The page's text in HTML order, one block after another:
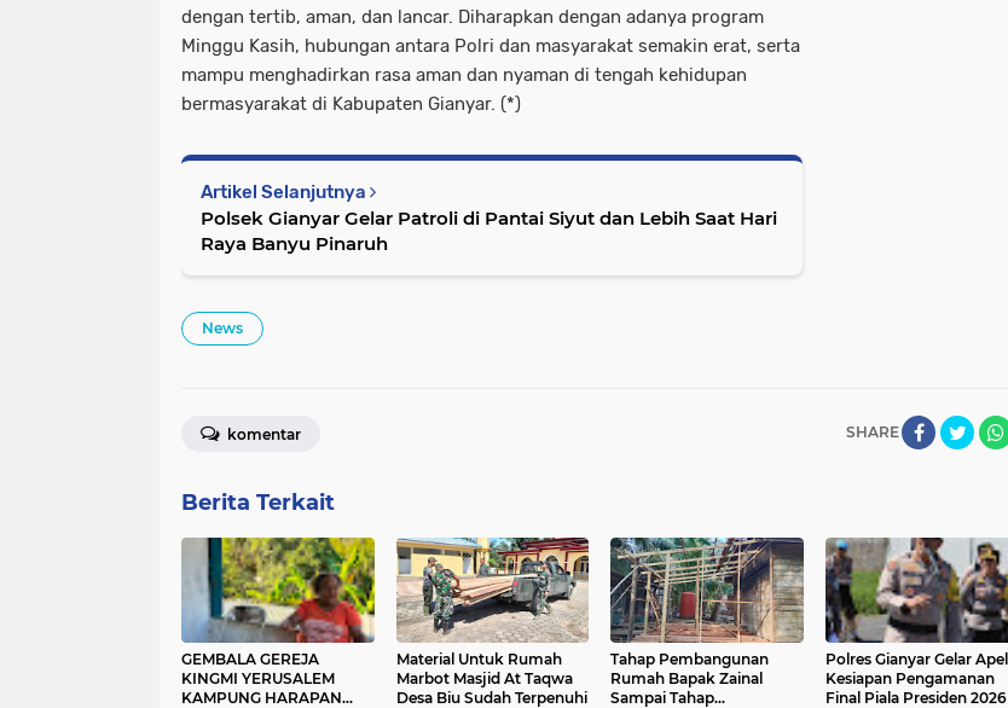
dengan tertib, aman, dan lancar. Diharapkan dengan adanya program
Minggu Kasih, hubungan antara Polri dan masyarakat semakin erat, serta
mampu menghadirkan rasa aman dan nyaman di tengah kehidupan
bermasyarakat di Kabupaten Gianyar. (*)
Artikel Selanjutnya
Polsek Gianyar Gelar Patroli di Pantai Siyut dan Lebih Saat Hari
Raya Banyu Pinaruh
News
SHARE
komentar
Berita Terkait
GEMBALA GEREJA
KINGMI YERUSALEM
KAMPUNG HARAPAN
Material Untuk Rumah
Marbot Masjid At Taqwa
Desa Biu Sudah Terpenuhi
Tahap Pembangunan
Rumah Bapak Zainal
Sampai Tahap
Polres Gianyar Gelar Apel
Kesiapan Pengamanan
Final Piala Presiden 2026